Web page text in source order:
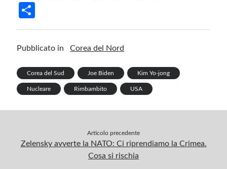
o
k
n
t
r
p
h
ar
Pubblicato in Corea del Nord
Corea del Sud Joe Biden Kim Yo-jong
Nucleare Rimbambito USA
Articolo precedente
Zelensky avverte la NATO: Ci riprendiamo la Crimea.
Cosa si rischia